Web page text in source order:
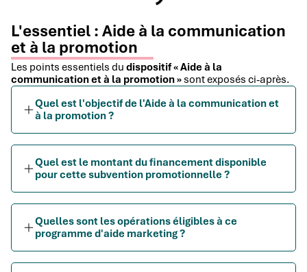
L'essentiel : Aide à la communication
et à la promotion
Les points essentiels du dispositif « Aide à la
communication et à la promotion » sont exposés ci-après.
Quel est l'objectif de l'Aide à la communication et
à la promotion ?
Quel est le montant du financement disponible
pour cette subvention promotionnelle ?
Quelles sont les opérations éligibles à ce
programme d'aide marketing ?